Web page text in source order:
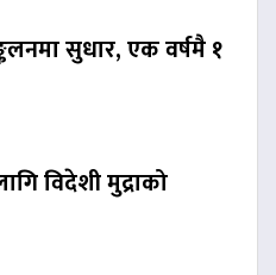
सुधार, एक वर्षमै १
विदेशी मुद्राको